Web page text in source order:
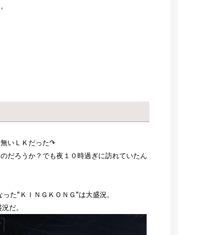
いＬＫだった↷
だろうか？でも夜１０時過ぎに訪れていたん
た”ＫＩＮＧＫＯＮＧ”は大盛況。
だ。